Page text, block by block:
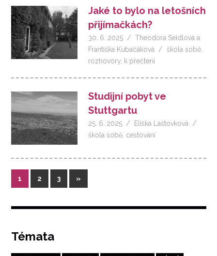
Jaké to bylo na letošních
přijímačkách?
30. 6. 2025 Theodora Seidlová a
Františka Kubačáková
škola sobě,
rozhovory k přečtení
Studijní pobyt ve
Stuttgartu
25. 6. 2025
Eliška Laštovková
škola sobě cestování
Stránkování
1 2 3
Další
příspěvky
»
Témata